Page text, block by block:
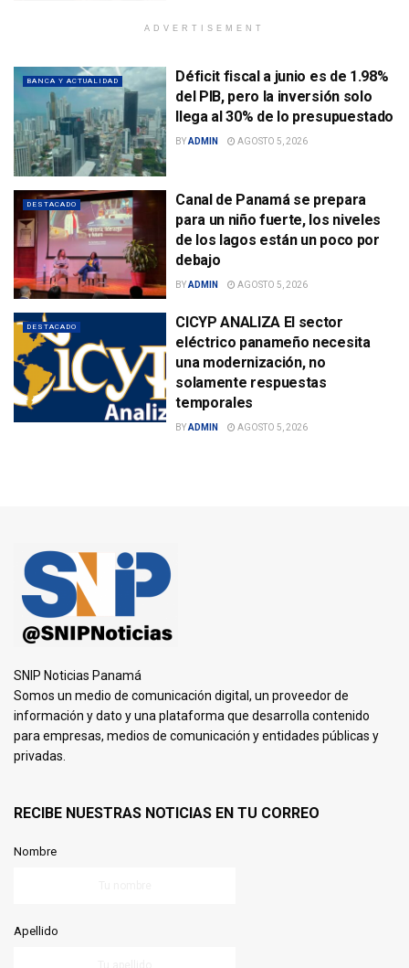
ADVERTISEMENT
BANCA Y ACTUALIDAD
Déficit fiscal a junio es de 1.98%
del PIB, pero la inversión solo
llega al 30% de lo presupuestado
BYADMIN AGOSTO 5, 2026
DESTACADO
Canal de Panamá se prepara
para un niño fuerte, los niveles
de los lagos están un poco por
debajo
BYADMIN AGOSTO 5, 2026
DESTACADO
CICYP ANALIZA El sector
eléctrico panameño necesita
una modernización, no
solamente respuestas
temporales
BYADMIN AGOSTO 5, 2026
SNIP Noticias Panamá
Somos un medio de comunicación digital, un proveedor de
información y dato y una plataforma que desarrolla contenido
para empresas, medios de comunicación y entidades públicas y
privadas.
RECIBE NUESTRAS NOTICIAS EN TU CORREO
Nombre
Apellido